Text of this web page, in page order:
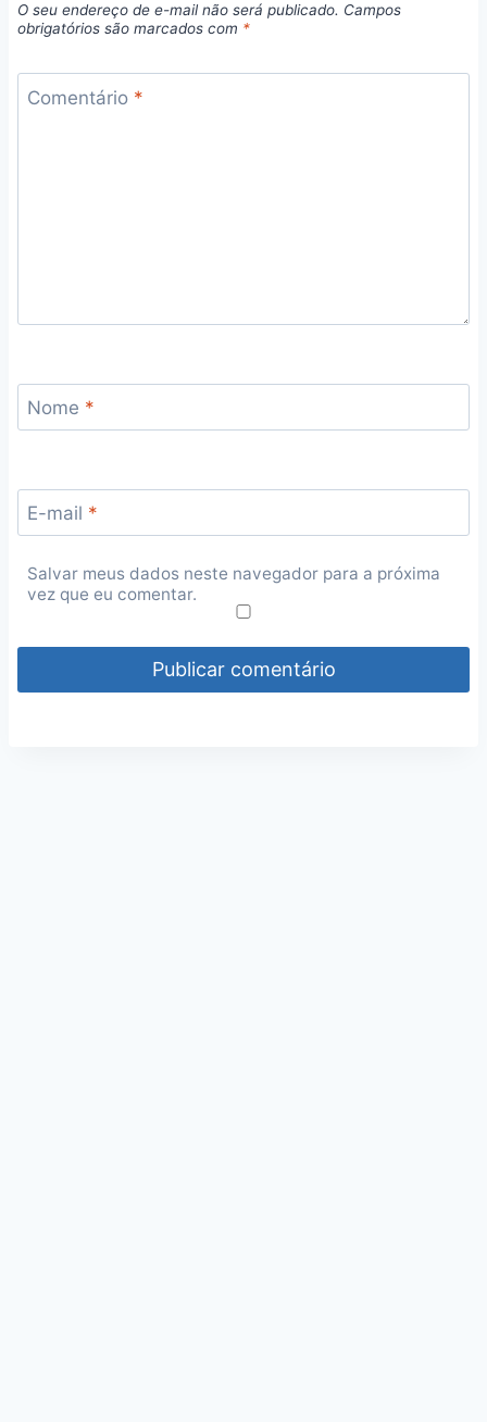
O seu endereço de e-mail não será publicado. Campos
obrigatórios são marcados com *
Comentário *
Nome *
E-mail *
Salvar meus dados neste navegador para a próxima
vez que eu comentar.